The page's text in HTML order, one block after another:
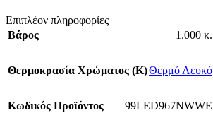
Επιπλέον πληροφορίες
Βάρος
1.000 κ.
Θερμοκρασία Χρώματος (Κ)Θερμό Λευκό
Κωδικός Προϊόντος 99LED967NWWE